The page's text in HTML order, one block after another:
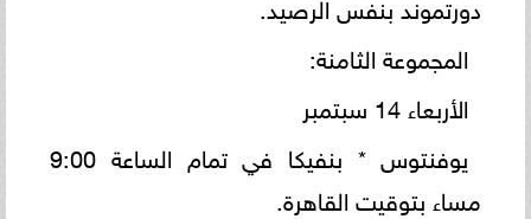
المجموعة الثامنة:
الأربعاء 14 سبتمبر
يوفنتوس * بنفيكا في تمام الساعة 9:00
مساء بتوقيت القاهرة.